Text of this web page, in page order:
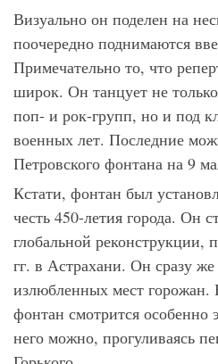
Визуально он поделен на
поочередно поднимаются
Примечательно то, что
широк. Он танцует не
поп- и рок-групп, но и под
военных лет. Последние
Петровского фонтана на 9
Кстати, фонтан был
честь 450-летия города. Он
глобальной реконструкции,
гг. в Астрахани. Он сразу
излюбленных мест горожан.
фонтан смотрится особенно
него можно, прогуливаясь